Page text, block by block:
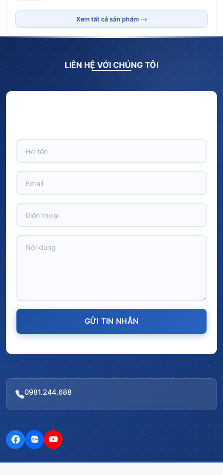
Xem tất cả sản phẩm
LIÊN HỆ VỚI CHÚNG TÔI
GỬI TIN NHẮN
0981.244.688